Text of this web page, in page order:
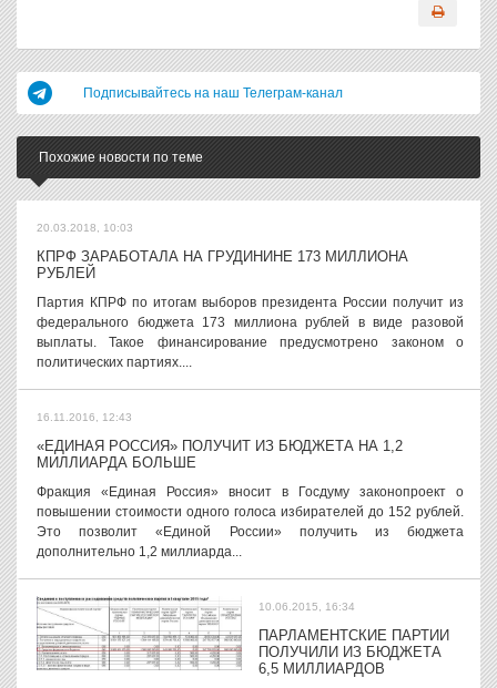
Подписывайтесь на наш Телеграм-канал
Похожие новости по теме
20.03.2018, 10:03
КПРФ ЗАРАБОТАЛА НА ГРУДИНИНЕ 173 МИЛЛИОНА
РУБЛЕЙ
Партия КПРФ по итогам выборов президента России получит из
федерального бюджета 173 миллиона рублей в виде разовой
выплаты. Такое финансирование предусмотрено законом о
политических партиях....
16.11.2016, 12:43
«ЕДИНАЯ РОССИЯ» ПОЛУЧИТ ИЗ БЮДЖЕТА НА 1,2
МИЛЛИАРДА БОЛЬШЕ
Фракция «Единая Россия» вносит в Госдуму законопроект о
повышении стоимости одного голоса избирателей до 152 рублей.
Это позволит «Единой России» получить из бюджета
дополнительно 1,2 миллиарда...
10.06.2015, 16:34
ПАРЛАМЕНТСКИЕ ПАРТИИ
ПОЛУЧИЛИ ИЗ БЮДЖЕТА
6,5 МИЛЛИАРДОВ